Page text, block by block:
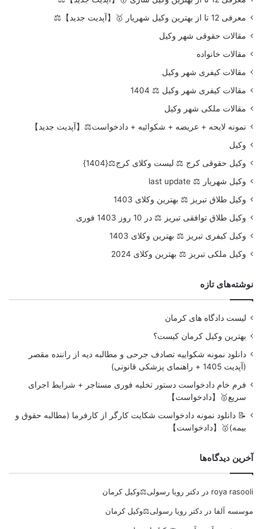
معرفی 12 تا از بهترین وکیل شهریار 🥇【آپدیت جدید】⚖️
مقالات حقوقی شهر وکیل
مقالات خانواده
مقالات کیفری شهر وکیل
مقالات کیفری شهر وکیل ⚖️ 1404
مقالات ملکی شهر وکیل
نمونه لایحه + عریضه + شکوائیه + دادخواست⚖️【آپدیت جدید】
وکیل
وکیل حقوقی کرج ⚖️ لیست وکلای کرج⚖️{1404}
وکیل شهریار ⚖️ last update
وکیل طلاق تبریز ⚖️ بهترین وکلای 1403
وکیل طلاق توافقی تبریز ⚖️ در 10 روز 1403 فوری
وکیل کیفری تبریز ⚖️ بهترین وکلای 1403
وکیل ملکی تبریز ⚖️ بهترین وکلای 2024
نوشته‌های تازه
لیست دادگاه های کرمان
بهترین وکیل کرمان کیست؟
دانلود نمونه شکواییه تصادف جرحی و مطالبه دیه از راننده مقصر
(آپدیت 1405 + راهنمای پزشکی قانونی)
فرم خام دادخواست دستور تخلیه فوری مستاجر + شرایط اجرای
سریع🥇【دادخواست】
📝 دانلود نمونه دادخواست شکایت کارگر از کارفرما (مطالبه حقوق و
بیمه)🥇【دادخواست】
آخرین دیدگاه‌ها
roya rasooli در دکتر رویا رسولی⚖️وکیل کرمان
موسسه آلفا در دکتر رویا رسولی⚖️وکیل کرمان